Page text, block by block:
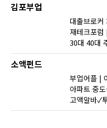
김포부업
대출브로커
30대 40대
소액펀드
부업어플 |
고액알바✓